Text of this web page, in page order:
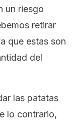
un riesgo
retirar
que estas son
del
las patatas
lo contrario,